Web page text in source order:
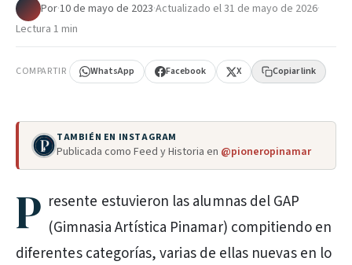
Por·10 de mayo de 2023·Actualizado el31 de mayo de 2026·
Lectura 1 min
COMPARTIR WhatsApp Facebook X Copiar link
TAMBIÉN EN INSTAGRAM
Publicada como Feed y Historia en @pioneropinamar
P resente estuvieron las alumnas del GAP
(Gimnasia Artística Pinamar) compitiendo en
diferentes categorías, varias de ellas nuevas en lo